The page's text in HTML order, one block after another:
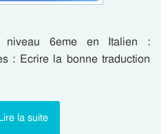
6eme en Italien :
: Ecrire la bonne traduction
la suite